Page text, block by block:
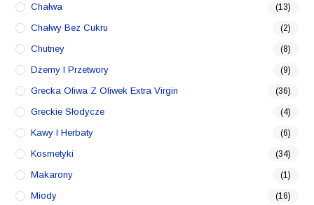
Chałwa (13)
Chałwy Bez Cukru (2)
Chutney (8)
Dżemy I Przetwory (9)
Grecka Oliwa Z Oliwek Extra Virgin (36)
Greckie Słodycze (4)
Kawy I Herbaty (6)
Kosmetyki (34)
Makarony (1)
Miody (16)